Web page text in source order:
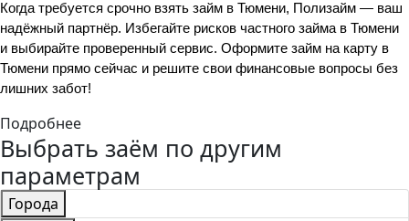
Когда требуется срочно взять займ в Тюмени, Полизайм — ваш
надёжный партнёр. Избегайте рисков частного займа в Тюмени
и выбирайте проверенный сервис. Оформите займ на карту в
Тюмени прямо сейчас и решите свои финансовые вопросы без
лишних забот!
Подробнее
Выбрать заём по другим
параметрам
Города